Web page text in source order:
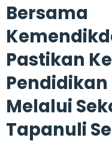
Bersama
Pastikan
Melalui
Tapanuli